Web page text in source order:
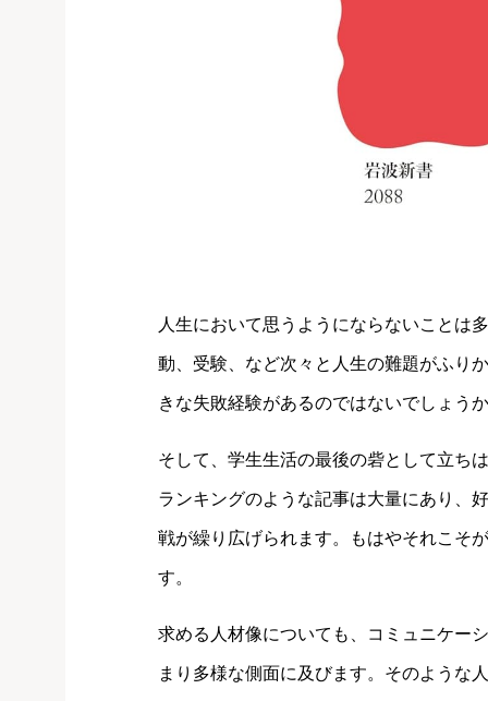
人生において思うようにならないことは
動、受験、など次々と人生の難題がふり
きな失敗経験があるのではないでしょう
そして、学生生活の最後の砦として立ち
ランキングのような記事は大量にあり、
戦が繰り広げられます。もはやそれこそ
す。
求める人材像についても、コミュニケー
まり多様な側面に及びます。そのような